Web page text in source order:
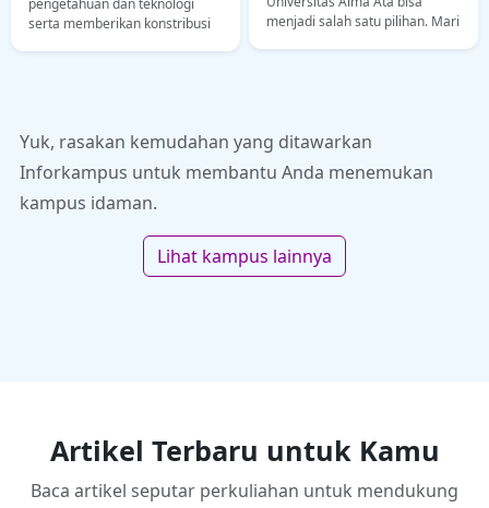
pengetahuan dan teknologi
serta memberikan konstribusi
menjadi salah satu pilihan. Mari
Yuk, rasakan kemudahan yang ditawarkan
Inforkampus untuk membantu Anda menemukan
kampus idaman.
Lihat kampus lainnya
Artikel Terbaru untuk Kamu
Baca artikel seputar perkuliahan untuk mendukung